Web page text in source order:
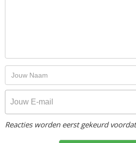
Reacties worden eerst gekeurd